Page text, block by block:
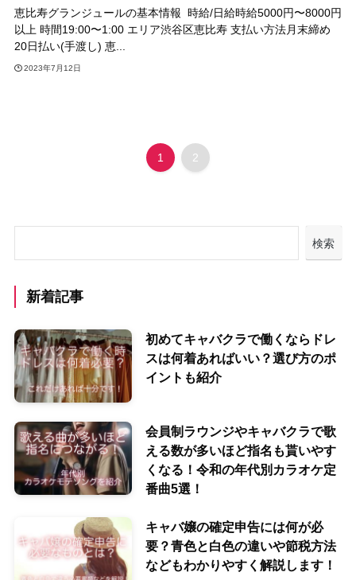
恵比寿グランジュールの基本情報 時給/日給時給5000円〜8000円
以上 時間19:00〜1:00 エリア渋谷区恵比寿 支払い方法月末締め
20日払い(手渡し) 恵...
2023年7月12日
1 2
検索
新着記事
初めてキャバクラで働くならドレ
スは何着あればいい？選び方のポ
イントも紹介
会員制ラウンジやキャバクラで歌
える数が多いほど指名も貰いやす
くなる！令和の年代別カラオケ定
番曲5選！
キャバ嬢の確定申告には何が必
要？青色と白色の違いや節税方法
などもわかりやすく解説します！